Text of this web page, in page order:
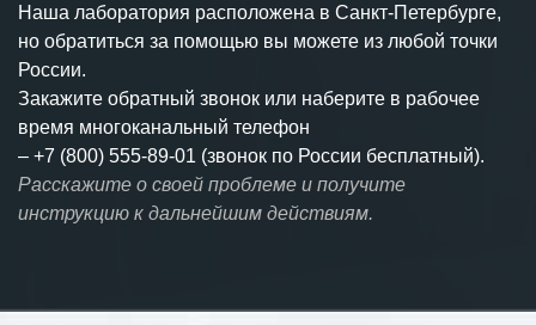
Наша лаборатория расположена в Санкт-Петербурге,
но обратиться за помощью вы можете из любой точки
России.
Закажите обратный звонок или наберите в рабочее
время многоканальный телефон
– +7 (800) 555-89-01 (звонок по России бесплатный).
Расскажите о своей проблеме и получите
инструкцию к дальнейшим действиям.